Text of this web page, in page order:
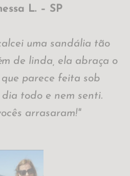
L. – SP
uma sandália tão
de linda, ela abraça o
parece feita sob
todo e nem senti.
arrasaram!"
B. – GO
com anel + calçado e
O anel brilha muito,
a sandália é leve, firme
tá de parabéns
e pelo bom gosto!"